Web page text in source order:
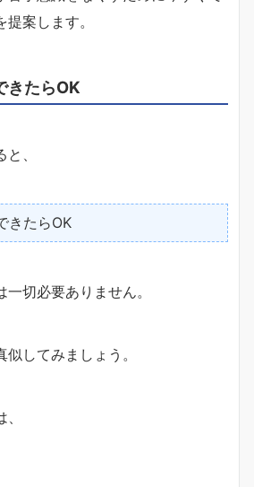
案します。
きたらOK
、
きたらOK
切必要ありません。
してみましょう。